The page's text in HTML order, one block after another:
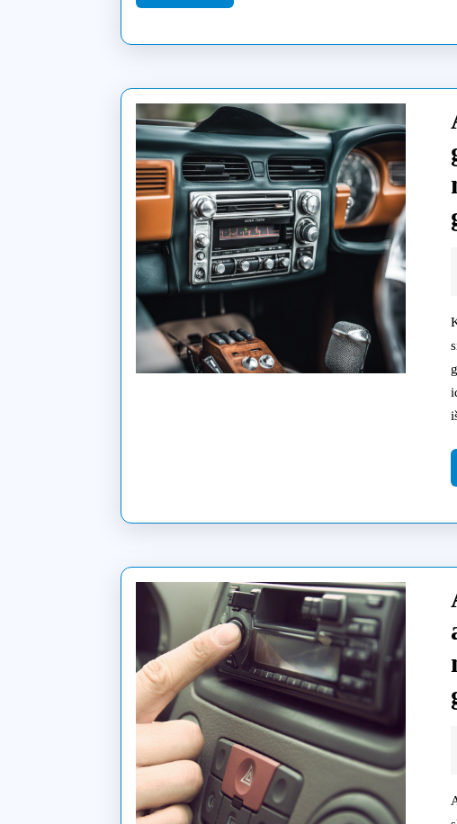
detalės
More
Kitas žingsnis – garso
Atnaujinti imtuvai